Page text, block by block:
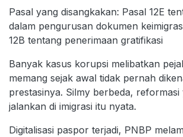
Pasal yang disangkakan: Pasal 12E
dalam pengurusan dokumen
12B tentang penerimaan gratifikasi
Banyak kasus korupsi melibatkan
memang sejak awal tidak pernah
prestasinya. Silmy berbeda, reformasi
jalankan di imigrasi itu nyata.
Digitalisasi paspor terjadi, PNBP